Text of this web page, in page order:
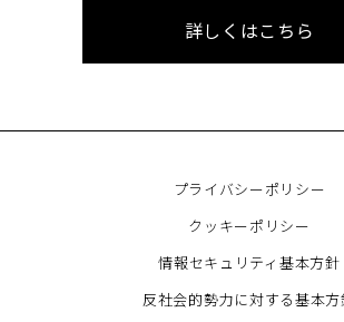
詳しくはこちら
プライバシーポリシー
クッキーポリシー
情報セキュリティ基本方針
反社会的勢力に対する基本方